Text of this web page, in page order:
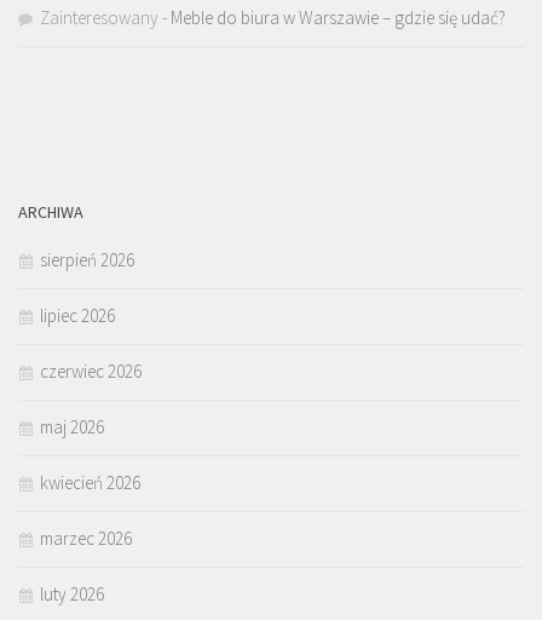
Zainteresowany - Meble do biura w Warszawie – gdzie się udać?
ARCHIWA
sierpień 2026
lipiec 2026
czerwiec 2026
maj 2026
kwiecień 2026
marzec 2026
luty 2026